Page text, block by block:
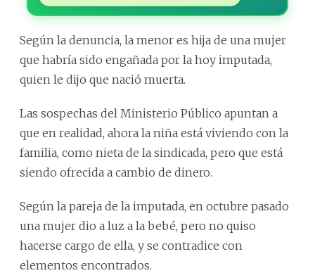
Según la denuncia, la menor es hija de una mujer
que habría sido engañada por la hoy imputada,
quien le dijo que nació muerta.
Las sospechas del Ministerio Público apuntan a
que en realidad, ahora la niña está viviendo con la
familia, como nieta de la sindicada, pero que está
siendo ofrecida a cambio de dinero.
Según la pareja de la imputada, en octubre pasado
una mujer dio a luz a la bebé, pero no quiso
hacerse cargo de ella, y se contradice con
elementos encontrados.